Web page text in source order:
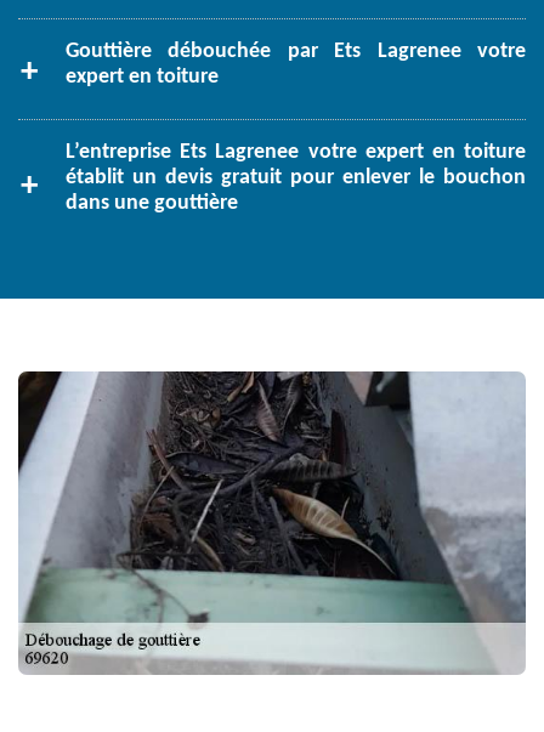
Gouttière débouchée par Ets Lagrenee votre
expert en toiture
L’entreprise Ets Lagrenee votre expert en toiture
établit un devis gratuit pour enlever le bouchon
dans une gouttière